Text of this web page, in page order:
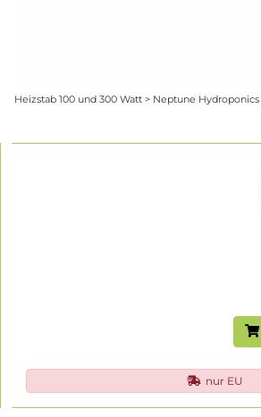
Heizstab 100 und 300 Watt > Neptune Hydroponics
nur EU